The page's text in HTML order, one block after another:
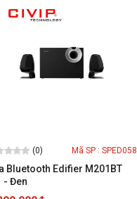
(0) Mã SP : SPED058
Bluetooth Edifier M201BT
- Đen